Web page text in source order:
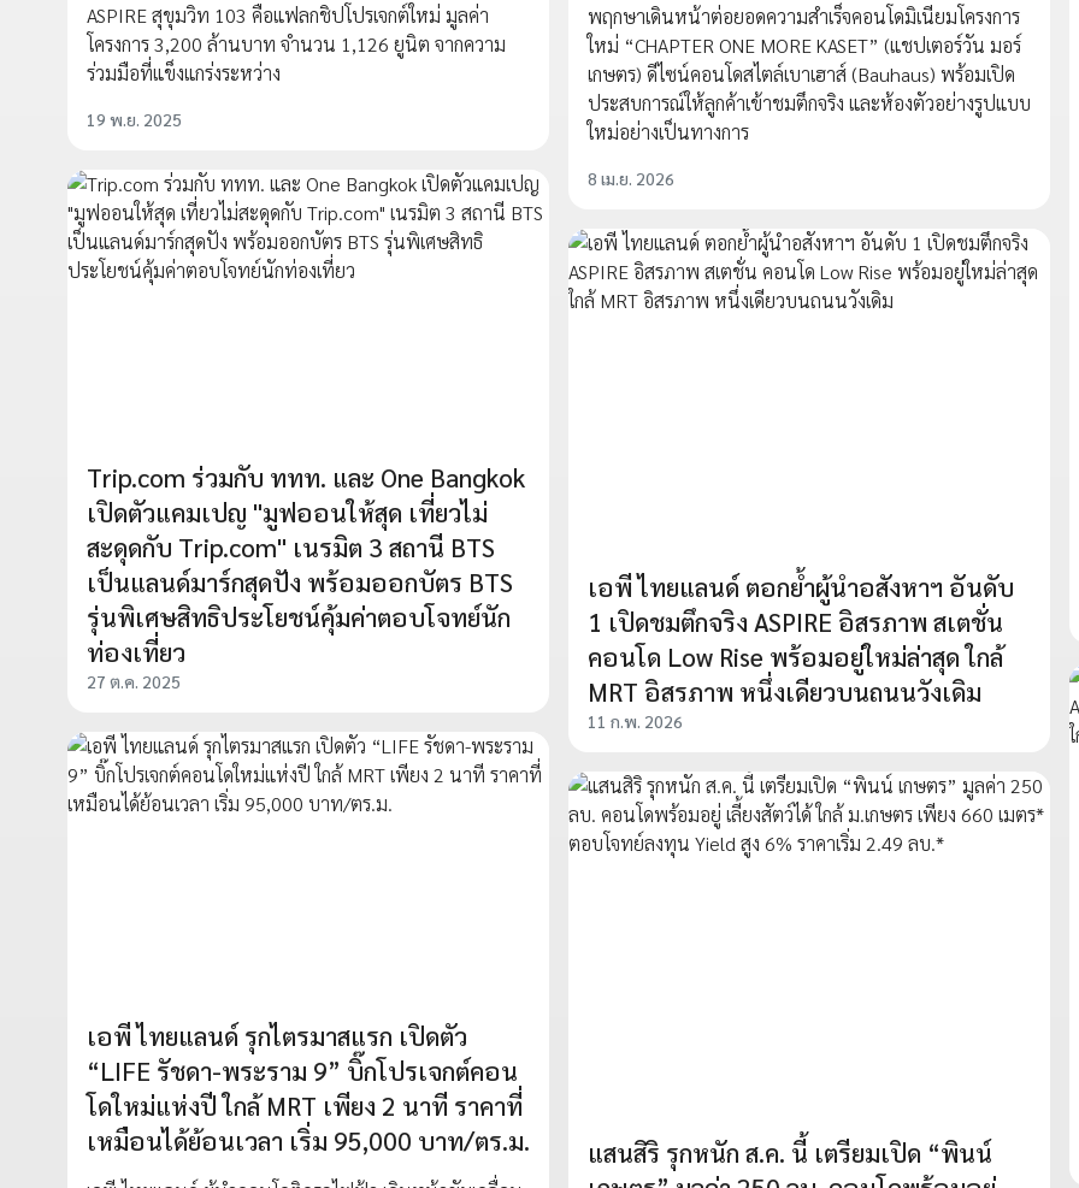
ASPIRE สุขุมวิท 103 คือแฟลกชิปโปรเจกต์ใหม่ มูลค่า
โครงการ 3,200 ล้านบาท จำนวน 1,126 ยูนิต จากความ
ร่วมมือที่แข็งแกร่งระหว่าง
19 พ.ย. 2025
พฤกษาเดินหน้าต่อยอดความสำเร็จคอนโดมิเนียมโครงการ
ใหม่ “CHAPTER ONE MORE KASET” (แชปเตอร์วัน มอร์
เกษตร) ดีไซน์คอนโดสไตล์เบาเฮาส์ (Bauhaus) พร้อมเปิด
ประสบการณ์ให้ลูกค้าเข้าชมตึกจริง และห้องตัวอย่างรูปแบบ
ใหม่อย่างเป็นทางการ
8 เม.ย. 2026
Trip.com ร่วมกับ ททท. และ One Bangkok
เปิดตัวแคมเปญ "มูฟออนให้สุด เที่ยวไม่
สะดุดกับ Trip.com" เนรมิต 3 สถานี BTS
เป็นแลนด์มาร์กสุดปัง พร้อมออกบัตร BTS
รุ่นพิเศษสิทธิประโยชน์คุ้มค่าตอบโจทย์นัก
ท่องเที่ยว
27 ต.ค. 2025
เอพี ไทยแลนด์ ตอกย้ำผู้นำอสังหาฯ อันดับ
1 เปิดชมตึกจริง ASPIRE อิสรภาพ สเตชั่น
คอนโด Low Rise พร้อมอยู่ใหม่ล่าสุด ใกล้
MRT อิสรภาพ หนึ่งเดียวบนถนนวังเดิม
11 ก.พ. 2026
เอพี ไทยแลนด์ รุกไตรมาสแรก เปิดตัว
“LIFE รัชดา-พระราม 9” บิ๊กโปรเจกต์คอน
โดใหม่แห่งปี ใกล้ MRT เพียง 2 นาที ราคาที่
เหมือนได้ย้อนเวลา เริ่ม 95,000 บาท/ตร.ม.
แสนสิริ รุกหนัก ส.ค. นี้ เตรียมเปิด “พินน์